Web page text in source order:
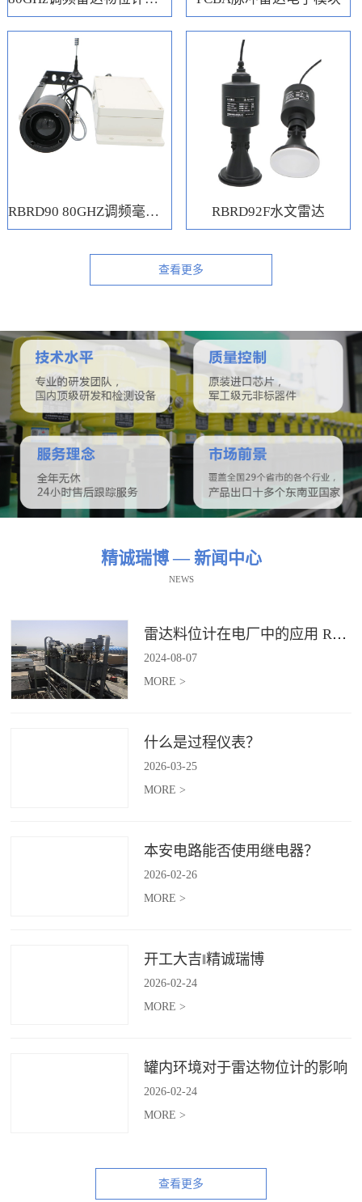
RBRD90 80GHZ调频毫米波水位计 RBRD92F水文雷达
查看更多
精诚瑞博 — 新闻中心
NEWS
雷达料位计在电厂中的应用 RBRDZB-71-6-C
2024-08-07
MORE >
什么是过程仪表？
2026-03-25
MORE >
本安电路能否使用继电器？
2026-02-26
MORE >
开工大吉‖精诚瑞博
2026-02-24
MORE >
罐内环境对于雷达物位计的影响
2026-02-24
MORE >
查看更多